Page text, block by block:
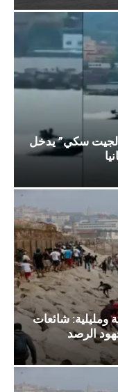
سكي” يدخل
ومليلية: شائعات